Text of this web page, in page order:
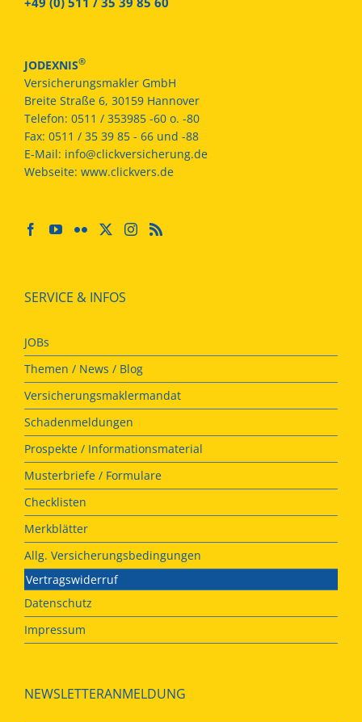
JODEXNIS®
Versicherungsmakler GmbH
Breite Straße 6, 30159 Hannover
Telefon: 0511 / 353985 -60 o. -80
Fax: 0511 / 35 39 85 - 66 und -88
E-Mail: info@clickversicherung.de
Webseite: www.clickvers.de
SERVICE & INFOS
JOBs
Themen / News / Blog
Versicherungsmaklermandat
Schadenmeldungen
Prospekte / Informationsmaterial
Musterbriefe / Formulare
Checklisten
Merkblätter
Allg. Versicherungsbedingungen
Vertragswiderruf
Datenschutz
Impressum
NEWSLETTERANMELDUNG